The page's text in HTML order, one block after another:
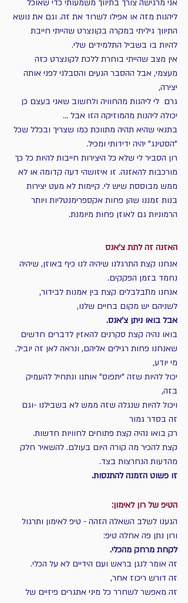
אני מרגישה צורך בתיווך משמעותי כדי שאוכל
ליהנות מזה או אפילו לשרוד את זה. וגם את נושא
התיווך גיליתי במקרה בקונצרט שהייתי חייבת
להיות בו בשביל התלמידים שלי.
אין מצב שהייתי בוחרת ללכת לקונצרט כזה
מעצמי, אבל ההסבר הנעים והסבלני לפני אותה
יצירה,
גרם  לי ליהנות מהחוויה ולחשוב שאני בעצם כן
יכולה ליהנות מהמוזיקה הזו אבל ...
בתנאי שהיא תהיה מתווכת כמו שצריך ובכלל שכל
"הסטינג" יהיה ידידותי ומכיל.
רון הסביר לי שלא כל היצירות חייבות להיות כל כך
מורכבות להאזנה. זו איזושהי דעה קדומה או לא
ממש מבוססת שיש לי. קיימות לא מעט יצירות
בנות זמננו שהן פחות אקספרימנטליות ויותר
הרמוניות גם לאוזן פחות מיומנת.
האזנה זה לתת צ'אנס
אנחנו קצת התרגלנו שיהיה לנו כיף באוזן, שיהיה
נחמד בזמן הפקקים.
אנחנו מתבלבלים קצת בין אמנות לבידור,
לשניהם יש מקום בחיים שלנו,
אבל בואו ניתן צ'אנס.
בואו נהיה קצת סקרנים להאזין לדברים חדשים
שאנחנו פחות רגילים אליהם, ונראה לאן זה יוביל.
מי יודע,
יכול להיות שזה "יתפוס" אותנו ונתחיל להעמיק
בזה,
ויכול להיות שנגלה שזה ממש לא בשבילנו -וגם
זה בסדר גמור
רק בואו נהיה קצת פתוחים לחוויות חדשות.
קצת להכיר מה קורה היום בעולם. להשאיר חלק
מהדעות הנחרצות בצד.
זו פשוט הזמנה להתנסות.
הטיפ של רון לאימון:
הגענו לשלב השאלה הזהה - טיפ לאימון ותרגול
ורון נתן פה אחלה טיפ:
לקחת מרחק מהכלי.
זה אומר לנגן בראש ועם הידיים לא על הכלי.
זה דורש ריכוז אחר,
זה מאפשר לשחרר כל מיני אתגרים פיזיים של